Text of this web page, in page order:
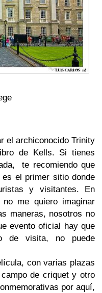
el archiconocido Trinity
de Kells. Si tienes
te recomiendo que
el primer sitio donde
y visitantes. En
me quiero imaginar
maneras, nosotros no
evento oficial hay que
de visita, no puede
con varias plazas
de criquet y otro
por aquí,